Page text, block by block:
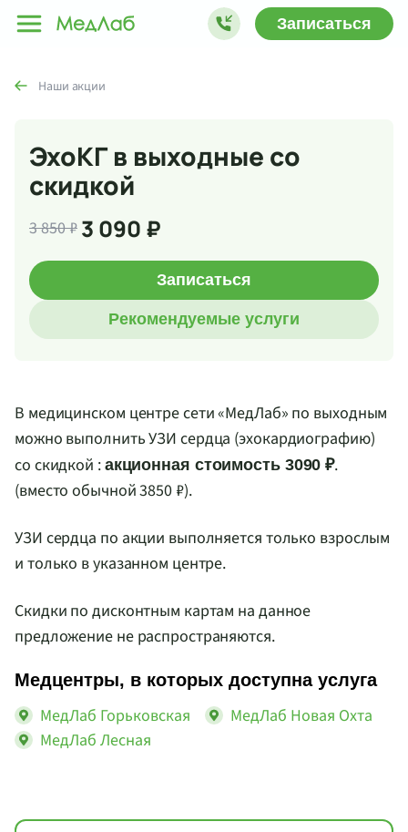
Записаться
Наши акции
ЭхоКГ в выходные со
скидкой
3 850 ₽ 3 090 ₽
Записаться
Рекомендуемые услуги
В медицинском центре сети «МедЛаб» по выходным
можно выполнить УЗИ сердца (эхокардиографию)
со скидкой : акционная стоимость 3090 ₽.
(вместо обычной 3850 ₽).
УЗИ сердца по акции выполняется только взрослым
и только в указанном центре.
Скидки по дисконтным картам на данное
предложение не распространяются.
Медцентры, в которых доступна услуга
МедЛаб Горьковская
МедЛаб Новая Охта
МедЛаб Лесная